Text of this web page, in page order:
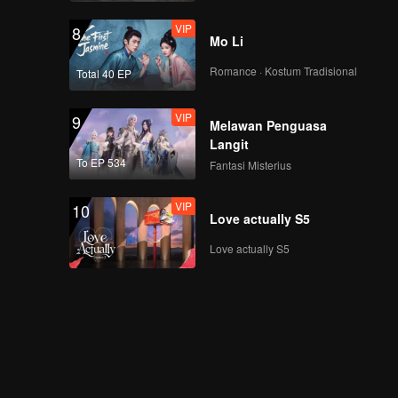
8
Total 40 EP
VIP
Mo Li
Romance · Kostum Tradisional
9
To EP 534
VIP
Melawan Penguasa
Langit
Fantasi Misterius
10 VIP
Love actually S5
Love actually S5